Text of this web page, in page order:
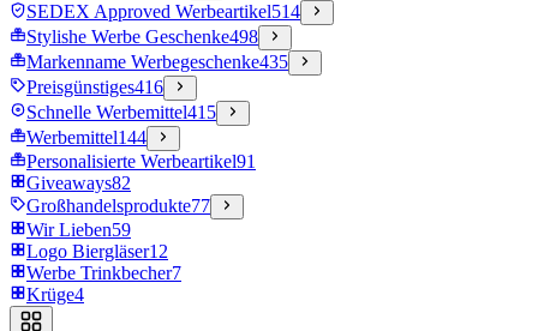
SEDEX Approved Werbeartikel514
Stylishe Werbe Geschenke498
Markenname Werbegeschenke435
Preisgünstiges416
Schnelle Werbemittel415
Werbemittel144
Personalisierte Werbeartikel91
Giveaways82
Großhandelsprodukte77
Wir Lieben59
Logo Biergläser12
Werbe Trinkbecher7
Krüge4